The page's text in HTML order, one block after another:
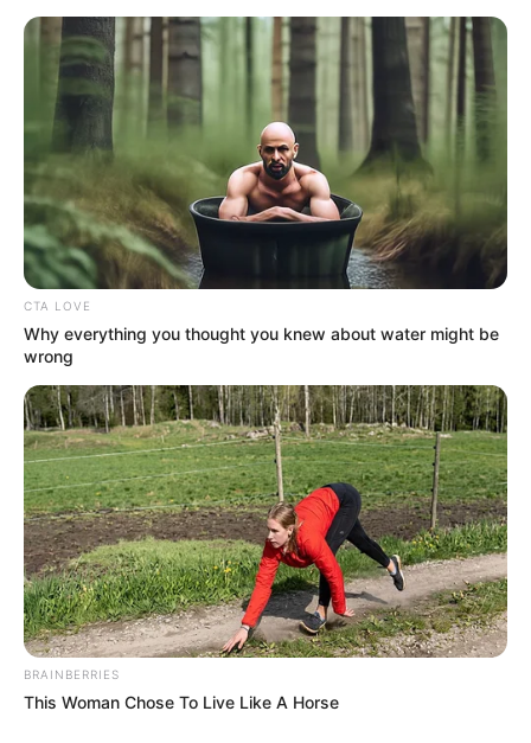
CTA LOVE
Why everything you thought you knew about water might be
wrong
BRAINBERRIES
This Woman Chose To Live Like A Horse